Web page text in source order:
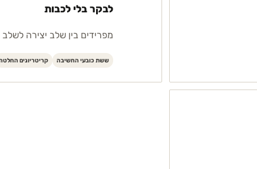
לבקר בלי לכבות
מפרידים בין שלב יצירה
ששת כובעי החשיבה קריטריונים